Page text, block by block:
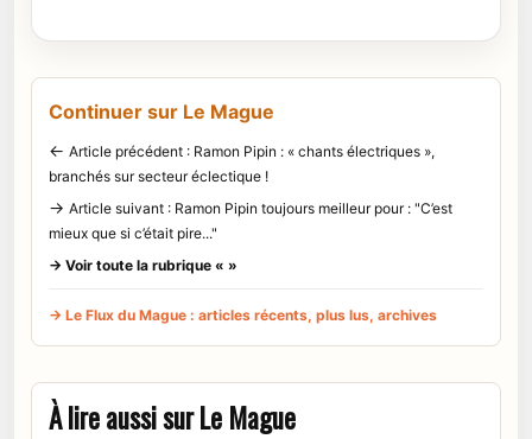
Continuer sur Le Mague
← Article précédent : Ramon Pipin : « chants électriques »,
branchés sur secteur éclectique !
→ Article suivant : Ramon Pipin toujours meilleur pour : "C’est
mieux que si c’était pire..."
→ Voir toute la rubrique « »
→ Le Flux du Mague : articles récents, plus lus, archives
À lire aussi sur Le Mague